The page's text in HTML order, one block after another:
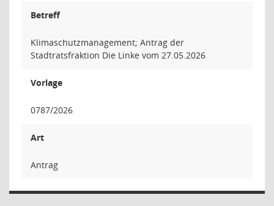
Betreff
Klimaschutzmanagement; Antrag der
Stadtratsfraktion Die Linke vom 27.05.2026
Vorlage
0787/2026
Art
Antrag